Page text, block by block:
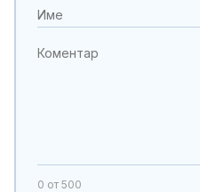
0 от 500